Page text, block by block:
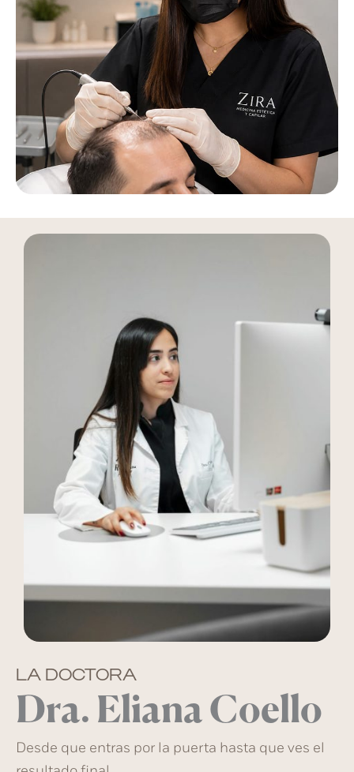
LA DOCTORA
Dra. Eliana Coello
Desde que entras por la puerta hasta que ves el